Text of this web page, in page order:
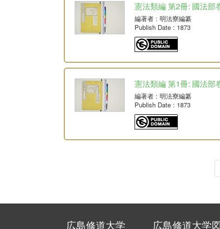
憲法類編 第2冊: 國法部
編著者 : 明法寮編纂
Publish Date : 1873
憲法類編 第1冊: 國法部
編著者 : 明法寮編纂
Publish Date : 1873
広島修道大学 広島修道大学